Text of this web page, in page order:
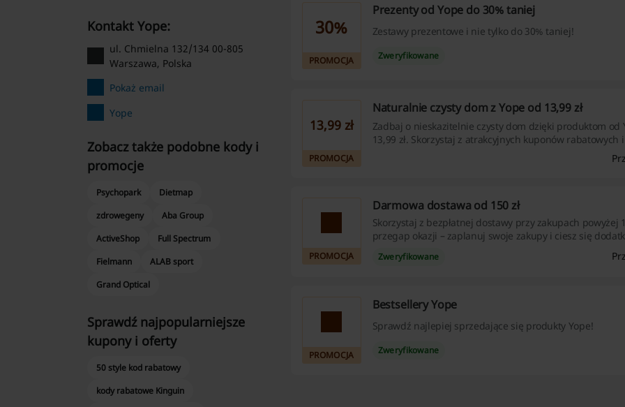
30%
PROMOCJA
Prezenty od Yope do 30% taniej
Zestawy prezentowe i nie tylko do 30% taniej!
Zweryfikowane
13,99 zł
PROMOCJA
Naturalnie czysty dom z Yope od 13,99 zł
Zadbaj o nieskazitelnie czysty dom dzięki produktom od
13,99 zł. Skorzystaj z atrakcyjnych kuponów rabatowych
PROMOCJA
Darmowa dostawa od 150 zł
Skorzystaj z bezpłatnej dostawy przy zakupach powyżej
przegap okazji – zaplanuj swoje zakupy i ciesz się
Zweryfikowane
PROMOCJA
Bestsellery Yope
Sprawdź najlepiej sprzedające się produkty Yope!
Zweryfikowane
kontakt Yope:
ul. Chmielna 132/134 00-805
Warszawa, Polska
Pokaż email
Yope
Zobacz także podobne kody i
promocje
Psychopark
Dietmap
zdrowegeny
Aba Group
ActiveShop
Full Spectrum
Fielmann
ALAB sport
Grand Optical
Sprawdź najpopularniejsze
kupony i oferty
50 style kod rabatowy
kody rabatowe Kinguin